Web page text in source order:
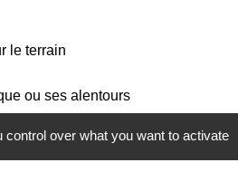
le terrain
ou ses alentours
agricoleover what you want to activate